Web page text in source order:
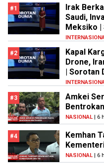
#1
Irak
Saudi,
Meksiko |
#2
Kapal
Drone,
| Sorotan
#3
Amkei
NASIONAL | 6
#4
Kemhan
NASIONAL | 6